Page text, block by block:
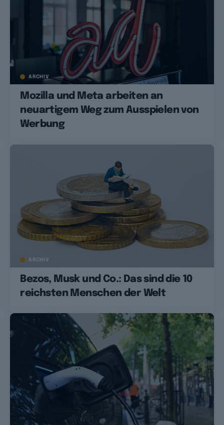
ARCHIV
Mozilla und Meta arbeiten an
neuartigem Weg zum Ausspielen von
Werbung
ARCHIV
Bezos, Musk und Co.: Das sind die 10
reichsten Menschen der Welt